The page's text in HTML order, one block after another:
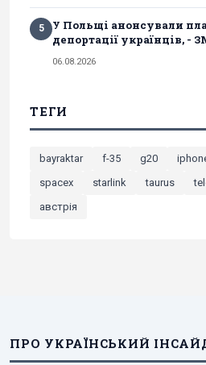
5
У Польщі анонсували
депортації українців, -
06.08.2026
ТЕГИ
bayraktar f-35 g20
spacex
starlink taurus
австрія
ПРО УКРАЇНСЬКИЙ